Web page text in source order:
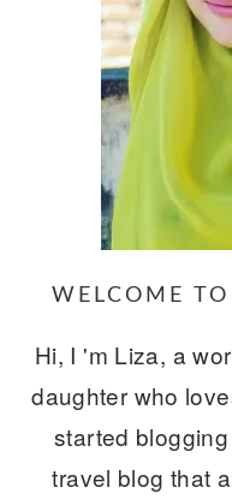
WELCOME
Hi, I 'm Liza, a
daughter who
started
travel blog that